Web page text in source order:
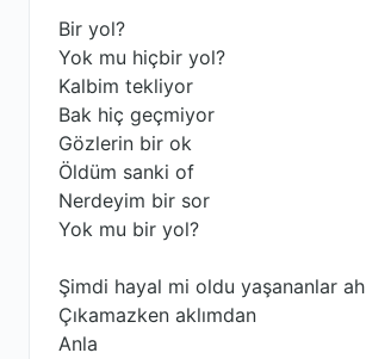
Bir yol?
Yok mu hiçbir yol?
Kalbim tekliyor
Bak hiç geçmiyor
Gözlerin bir ok
Öldüm sanki of
Nerdeyim bir sor
Yok mu bir yol?
Şimdi hayal mi oldu yaşananlar ah
Çıkamazken aklımdan
Anla